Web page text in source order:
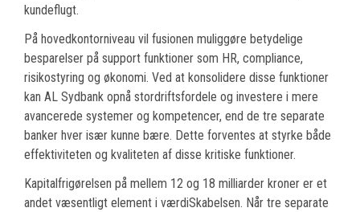
kundeflugt.
På hovedkontorniveau vil fusionen muliggøre betydelige
besparelser på support funktioner som HR, compliance,
risikostyring og økonomi. Ved at konsolidere disse funktioner
kan AL Sydbank opnå stordriftsfordele og investere i mere
avancerede systemer og kompetencer, end de tre separate
banker hver især kunne bære. Dette forventes at styrke både
effektiviteten og kvaliteten af disse kritiske funktioner.
Kapitalfrigørelsen på mellem 12 og 18 milliarder kroner er et
andet væsentligt element i værdiSkabelsen. Når tre separate